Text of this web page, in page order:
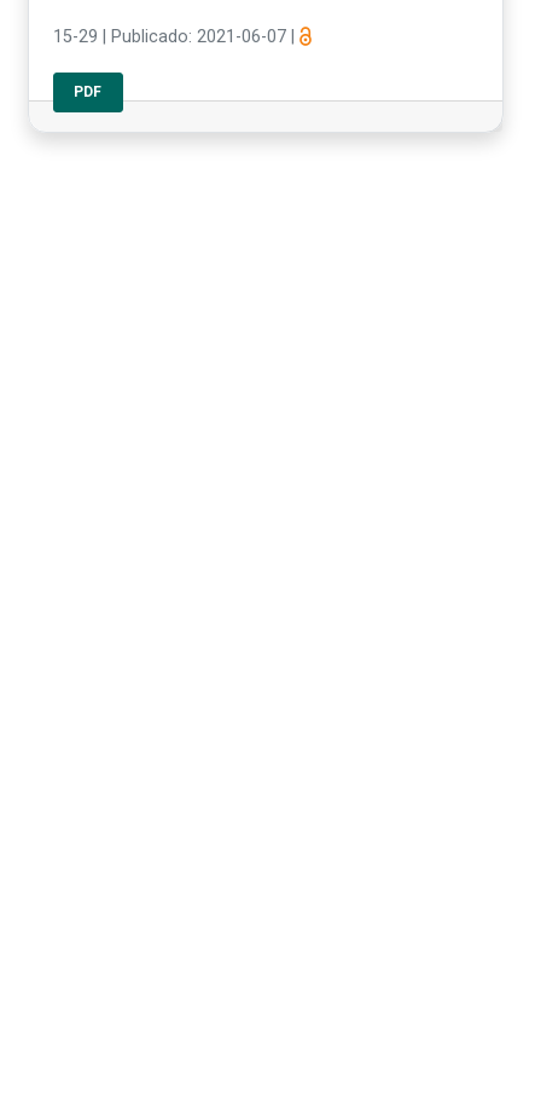
15-29 Publicado: 2021-06-07
PDF